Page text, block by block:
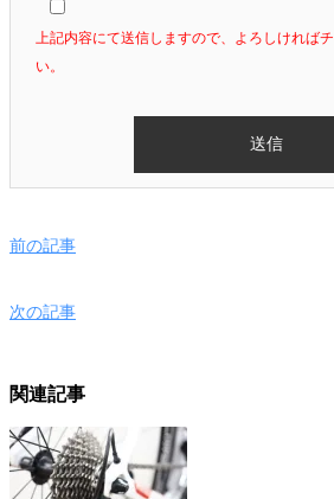
上記内容にて送信しますので、よろしければ
い。
前の記事
次の記事
関連記事